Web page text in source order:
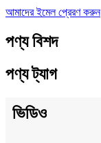
আমাদের ইমেল প্রেরণ করুন
পণ্য বিশদ
পণ্য ট্যাগ
ভিডিও